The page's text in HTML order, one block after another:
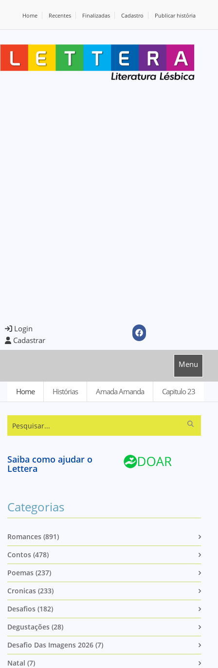
Home Recentes Finalizadas Cadastro Publicar história
Login
Cadastrar
Menu
Home Histórias Amada Amanda Capitulo 23
Saiba como ajudar o
Lettera
Categorias
Romances (891)
Contos (478)
Poemas (237)
Cronicas (233)
Desafios (182)
Degustações (28)
Desafio Das Imagens 2026 (7)
Natal (7)